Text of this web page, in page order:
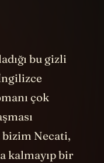
bu gizli
çok
Necati,
kalmayıp bir